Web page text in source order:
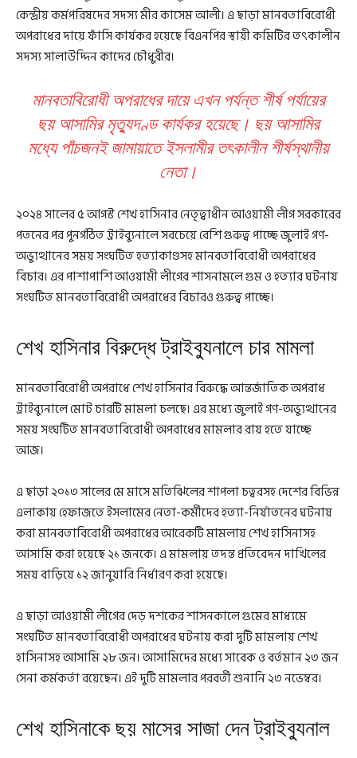
কেন্দ্রীয় কর্মপরিষদের সদস্য মীর কাসেম আলী। এ ছাড়া মানবতাবিরোধী
অপরাধের দায়ে ফাঁসি কার্যকর হয়েছে বিএনপির স্থায়ী কমিটির তৎকালীন
সদস্য সালাউদ্দিন কাদের চৌধুরীর।
মানবতাবিরোধী অপরাধের দায়ে এখন পর্যন্ত শীর্ষ পর্যায়ের
ছয় আসামির মৃত্যুদণ্ড কার্যকর হয়েছে। ছয় আসামির
মধ্যে পাঁচজনই জামায়াতে ইসলামীর তৎকালীন শীর্ষস্থানীয়
নেতা।
২০২৪ সালের ৫ আগস্ট শেখ হাসিনার নেতৃত্বাধীন আওয়ামী লীগ সরকারের
পতনের পর পুনর্গঠিত ট্রাইব্যুনালে সবচেয়ে বেশি গুরুত্ব পাচ্ছে জুলাই গণ-
অভ্যুত্থানের সময় সংঘটিত হত্যাকাণ্ডসহ মানবতাবিরোধী অপরাধের
বিচার। এর পাশাপাশি আওয়ামী লীগের শাসনামলে গুম ও হত্যার ঘটনায়
সংঘটিত মানবতাবিরোধী অপরাধের বিচারও গুরুত্ব পাচ্ছে।
শেখ হাসিনার বিরুদ্ধে ট্রাইব্যুনালে চার মামলা
মানবতাবিরোধী অপরাধে শেখ হাসিনার বিরুদ্ধে আন্তর্জাতিক অপরাধ
ট্রাইব্যুনালে মোট চারটি মামলা চলছে। এর মধ্যে জুলাই গণ-অভ্যুত্থানের
সময় সংঘটিত মানবতাবিরোধী অপরাধের মামলার রায় হতে যাচ্ছে
আজ।
এ ছাড়া ২০১৩ সালের মে মাসে মতিঝিলের শাপলা চত্বরসহ দেশের বিভিন্ন
এলাকায় হেফাজতে ইসলামের নেতা-কর্মীদের হত্যা-নির্যাতনের ঘটনায়
করা মানবতাবিরোধী অপরাধের আরেকটি মামলায় শেখ হাসিনাসহ
আসামি করা হয়েছে ২১ জনকে। এ মামলায় তদন্ত প্রতিবেদন দাখিলের
সময় বাড়িয়ে ১২ জানুয়ারি নির্ধারণ করা হয়েছে।
এ ছাড়া আওয়ামী লীগের দেড় দশকের শাসনকালে গুমের মাধ্যমে
সংঘটিত মানবতাবিরোধী অপরাধের ঘটনায় করা দুটি মামলায় শেখ
হাসিনাসহ আসামি ২৮ জন। আসামিদের মধ্যে সাবেক ও বর্তমান ২৩ জন
সেনা কর্মকর্তা রয়েছেন। এই দুটি মামলার পরবর্তী শুনানি ২৩ নভেম্বর।
শেখ হাসিনাকে ছয় মাসের সাজা দেন ট্রাইব্যুনাল